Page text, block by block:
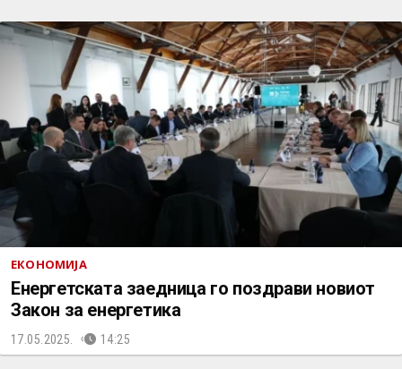
ЕКОНОМИЈА
Енергетската заедница го поздрави новиот
Закон за енергетика
17.05.2025. 14:25